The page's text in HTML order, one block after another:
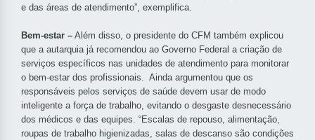
e das áreas de atendimento”, exemplifica.
Bem-estar – Além disso, o presidente do CFM também explicou
que a autarquia já recomendou ao Governo Federal a criação de
serviços específicos nas unidades de atendimento para monitorar
o bem-estar dos profissionais. Ainda argumentou que os
responsáveis pelos serviços de saúde devem usar de modo
inteligente a força de trabalho, evitando o desgaste desnecessário
dos médicos e das equipes. “Escalas de repouso, alimentação,
roupas de trabalho higienizadas, salas de descanso são condições